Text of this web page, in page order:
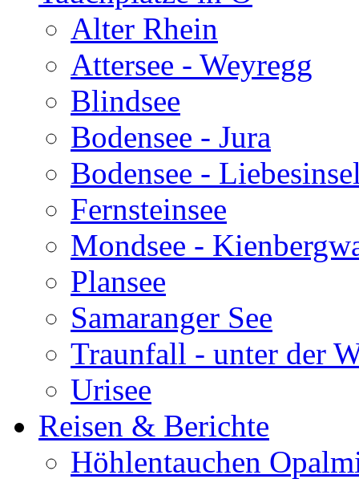
Alter Rhein
Attersee - Weyregg
Blindsee
Bodensee - Jura
Bodensee -
Fernsteinsee
Mondsee -
Plansee
Samaranger See
Traunfall - unter der
Urisee
Reisen & Berichte
Höhlentauchen